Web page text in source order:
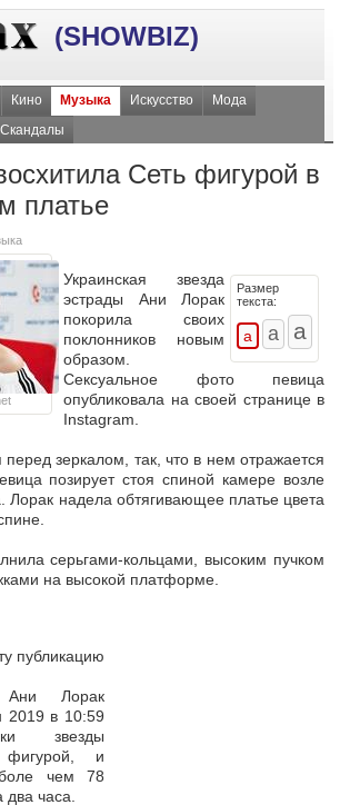
(SHOWBIZ)
Кино Музыка Искусство
Мода
Скандалы
Сеть фигурой в
платье
Размер
текста:
Украинская звезда
эстрады Ани Лорак
покорила своих
поклонников новым
образом.
Сексуальное фото певица
опубликовала на своей странице в
Instagram.
перед зеркалом, так, что в нем отражается
позирует стоя спиной камере возле
Лорак надела обтягивающее платье цвета
серьгами-кольцами, высоким пучком
на высокой платформе.
Ани Лорак
2019 в 10:59
звезды
фигурой, и
чем 78
часа.